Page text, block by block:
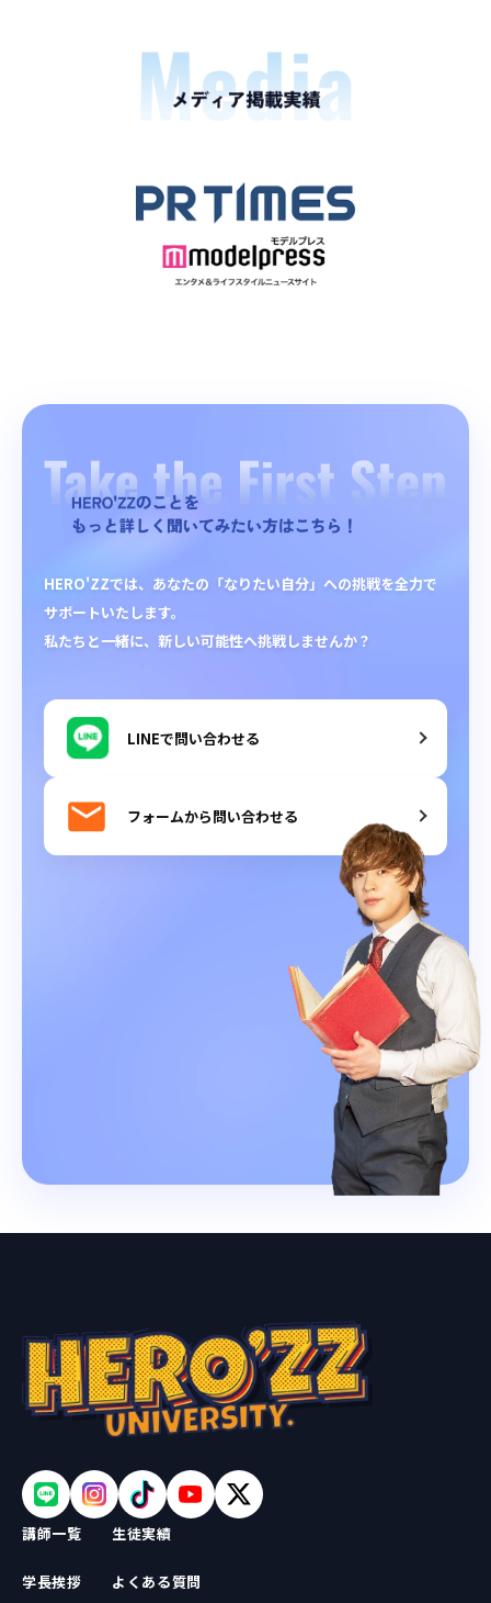
HERO'ZZでは、あなたの「なりたい自分」への挑戦を全力で
サポートいたします。
私たちと一緒に、新しい可能性へ挑戦しませんか？
LINEで問い合わせる
フォームから問い合わせる
講師一覧
学長挨拶
生徒実績
よくある質問